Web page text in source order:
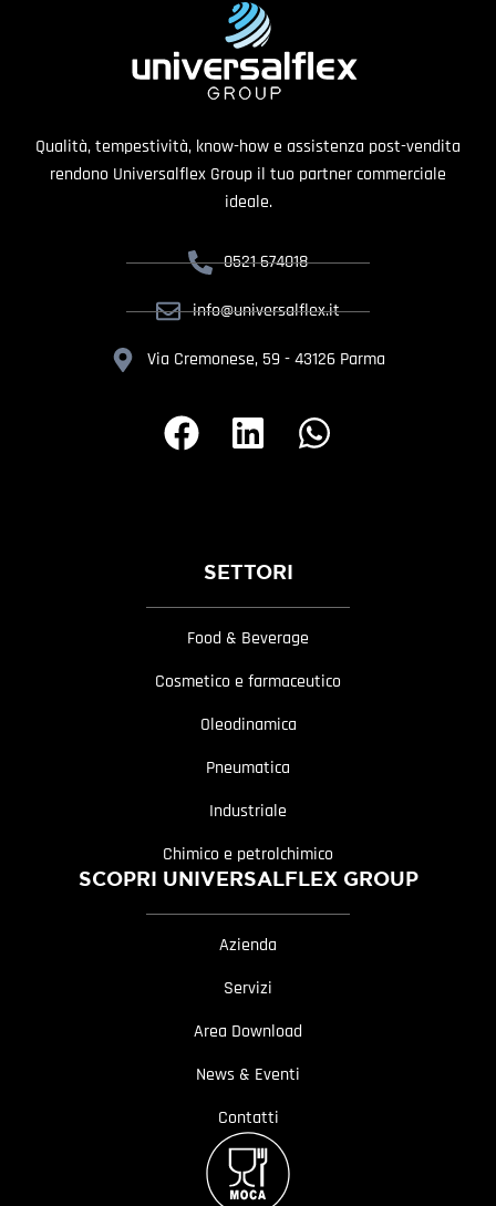
Qualità, tempestività, know-how e assistenza post-vendita
rendono Universalflex Group il tuo partner commerciale
ideale.
0521 674018
info@universalflex.it
Via Cremonese, 59 - 43126 Parma
SETTORI
Food & Beverage
Cosmetico e farmaceutico
Oleodinamica
Pneumatica
Industriale
Chimico e petrolchimico
SCOPRI UNIVERSALFLEX GROUP
Azienda
Servizi
Area Download
News & Eventi
Contatti